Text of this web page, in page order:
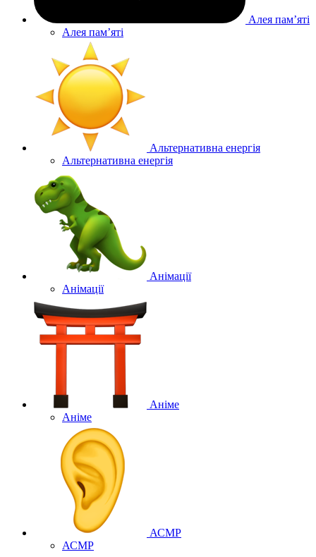
Алея памʼяті
Алея памʼяті
Альтернативна енергія
Альтернативна енергія
Анімації
Анімації
Аніме
Аніме
АСМР
АСМР